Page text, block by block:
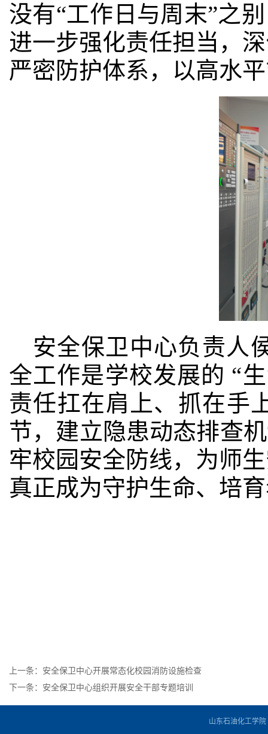
没有“工作日与周末”之
进一步强化责任担当，
严密防护体系，以高水
安全保卫中心负责人
全工作是学校发展的 “
责任扛在肩上、抓在手
节，建立隐患动态排查
牢校园安全防线，为师
真正成为守护生命、培
上一条：安全保卫中心开展常态化校园消防设施检查
下一条：安全保卫中心组织开展安全干部专题培训
山东石油化工学